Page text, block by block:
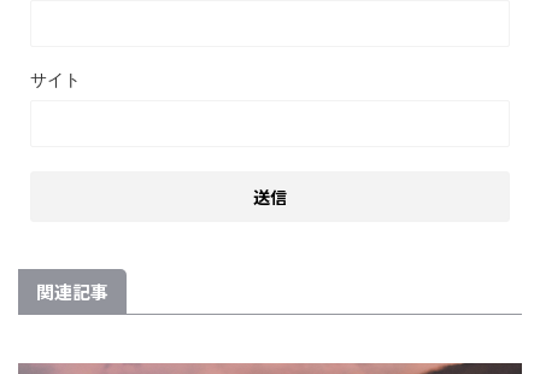
サイト
関連記事